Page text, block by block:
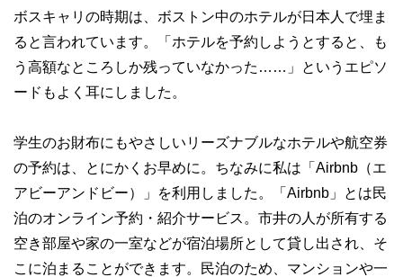
ボスキャリの時期は、ボストン中のホテルが日本人で埋ま
ると言われています。「ホテルを予約しようとすると、も
う高額なところしか残っていなかった……」というエピソ
ードもよく耳にしました。
学生のお財布にもやさしいリーズナブルなホテルや航空券
の予約は、とにかくお早めに。ちなみに私は「Airbnb（エ
アビーアンドビー）」を利用しました。「Airbnb」とは民
泊のオンライン予約・紹介サービス。市井の人が所有する
空き部屋や家の一室などが宿泊場所として貸し出され、そ
こに泊まることができます。民泊のため、マンションや一